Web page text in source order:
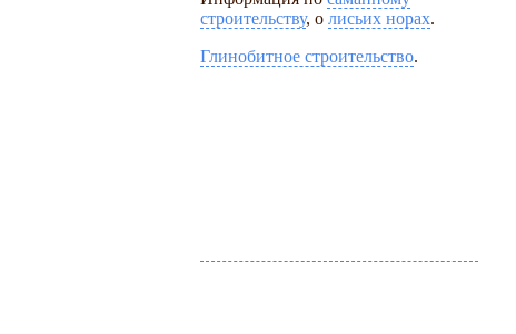
строительству, о лисьих норах.
Глинобитное строительство.